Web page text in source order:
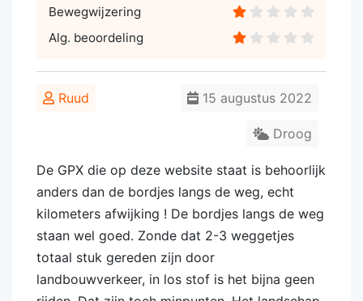
Bewegwijzering
Alg. beoordeling
Ruud 15 augustus 2022
Droog
De GPX die op deze website staat is behoorlijk
anders dan de bordjes langs de weg, echt
kilometers afwijking ! De bordjes langs de weg
staan wel goed. Zonde dat 2-3 weggetjes
totaal stuk gereden zijn door
landbouwverkeer, in los stof is het bijna geen